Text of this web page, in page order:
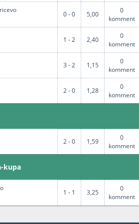
0 - 0 5,00
0
komment
1 - 2 2,40
0
komment
3 - 2 1,15
0
komment
2 - 0 1,28
0
komment
2 - 0 1,59
0
komment
kupa
1 - 1 3,25
0
komment